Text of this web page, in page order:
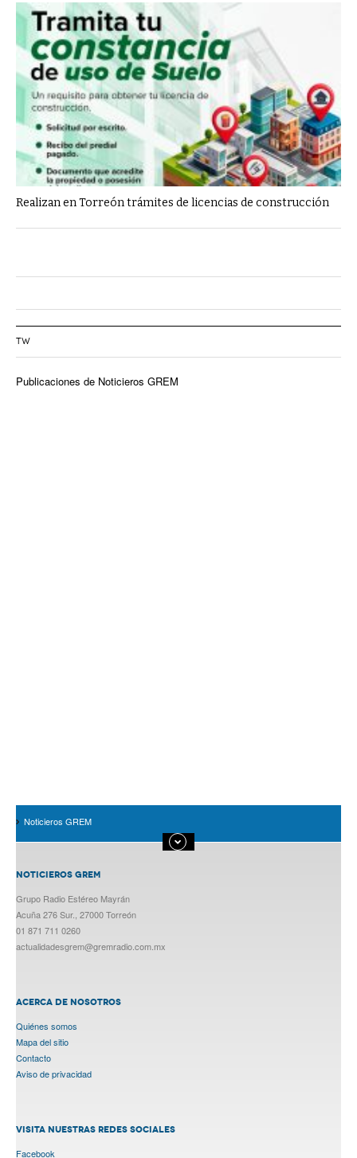
Realizan en Torreón trámites de licencias de construcción
TW
Publicaciones de Noticieros GREM
Noticieros GREM
NOTICIEROS GREM
Grupo Radio Estéreo Mayrán
Acuña 276 Sur., 27000 Torreón
01 871 711 0260
actualidadesgrem@gremradio.com.mx
ACERCA DE NOSOTROS
Quiénes somos
Mapa del sitio
Contacto
Aviso de privacidad
VISITA NUESTRAS REDES SOCIALES
Facebook